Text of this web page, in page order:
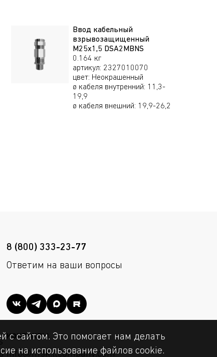
Ввод кабельный
взрывозащищенный
М25х1,5 DSA2MBNS
0.164 кг
артикул: 2327010070
цвет: Неокрашенный
ø кабеля внутренний: 11,3-
19,9
ø кабеля внешний: 19,9-26,2
8 (800) 333-23-77
Ответим на ваши вопросы
контакты
info@msk.ltcompany.com
с сайтом. Это помогает нам делать
на использование файлов cookie.